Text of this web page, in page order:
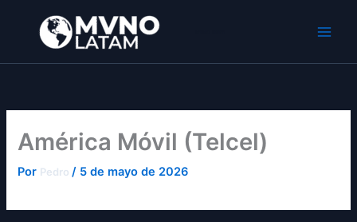
contenido
América Móvil (Telcel)
Por Pedro/ 5 de mayo de 2026